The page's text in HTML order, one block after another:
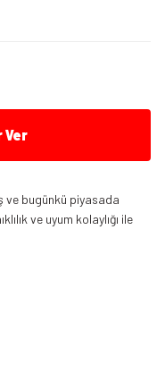
Ver
ve bugünkü piyasada
ve uyum kolaylığı ile